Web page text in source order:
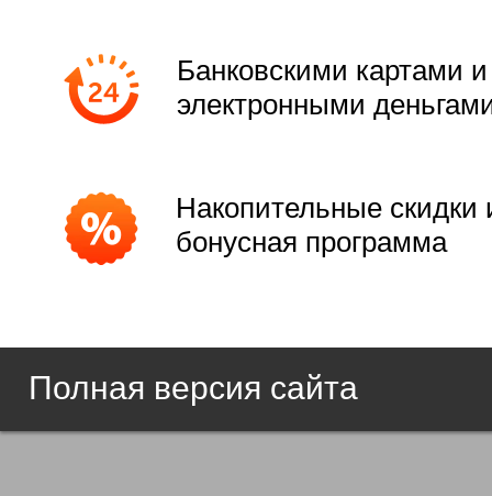
Банковскими картами и
электронными
Накопительные скидки
бонусная программа
Полная версия сайта